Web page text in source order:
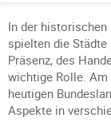
In der historischen
spielten die
Präsenz, des
wichtige Rolle.
heutigen
Aspekte in